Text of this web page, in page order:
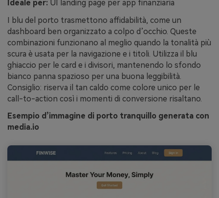
Ideale per: UI landing page per app finanziaria
I blu del porto trasmettono affidabilità, come un
dashboard ben organizzato a colpo d’occhio. Queste
combinazioni funzionano al meglio quando la tonalità più
scura è usata per la navigazione e i titoli. Utilizza il blu
ghiaccio per le card e i divisori, mantenendo lo sfondo
bianco panna spazioso per una buona leggibilità.
Consiglio: riserva il tan caldo come colore unico per le
call-to-action così i momenti di conversione risaltano.
Esempio d’immagine di porto tranquillo generata con
media.io